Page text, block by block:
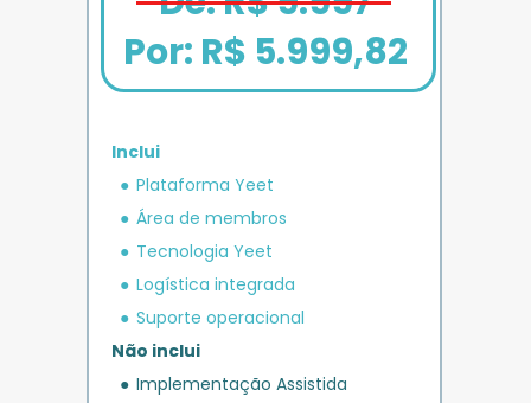
PLANO
IMPULSO
Parcele em até
12x de R$ 1.666,67
Inclui
Plataforma Yeet
Área de membros
Tecnologia Yeet
Logística integrada
Suporte operacional
Não inclui
Implementação Assistida
Bônus exclusivo
+ R$ 5.000
Yeet
Benefício exclusivo
Por: R$ 5.999,82